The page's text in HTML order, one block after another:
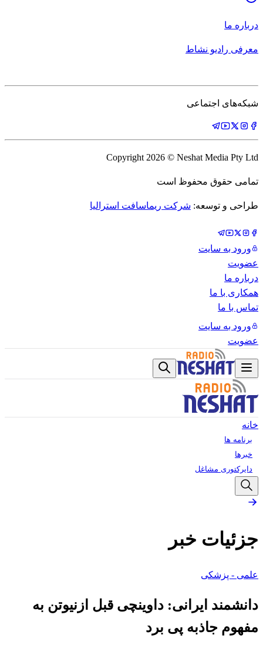
درباره ما
معرفی رادیو نشاط
شبکه‌های اجتماعی
Copyright 2026 © Neshat Media Pty Ltd
تمامی حقوق محفوظ است
طراحی و توسعه: شرکت ریماسافت استرالیا
ورود به سایت
عضویت
درباره ما
همکاری با ما
تماس با ما
ورود به سایت
عضویت
خانه
برنامه ها
خبرها
دایرکتوری مشاغل
جزئیات خبر
علمی - پزشکی
دانشمند ایرانی: داوینچی قبل ازنیوتن به
مفهوم جاذبه پی برد